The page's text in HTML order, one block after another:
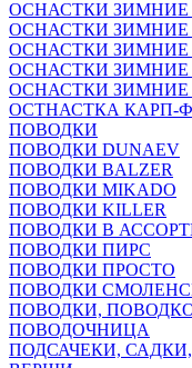
ОСНАСТКИ ЗИМНИЕ
ОСНАСТКИ ЗИМНИЕ
ОСНАСТКИ
ОСНАСТКИ ЗИМНИЕ
ОСНАСТКИ ЗИМНИЕ
ОСТНАСТКА КАРП-
ПОВОДКИ
ПОВОДКИ DUNAEV
ПОВОДКИ BALZER
ПОВОДКИ MIKADO
ПОВОДКИ KILLER
ПОВОДКИ В
ПОВОДКИ ПИРС
ПОВОДКИ ПРОСТО
ПОВОДКИ
ПОВОДКИ,
ПОВОДОЧНИЦА
ПОДСАЧЕКИ,